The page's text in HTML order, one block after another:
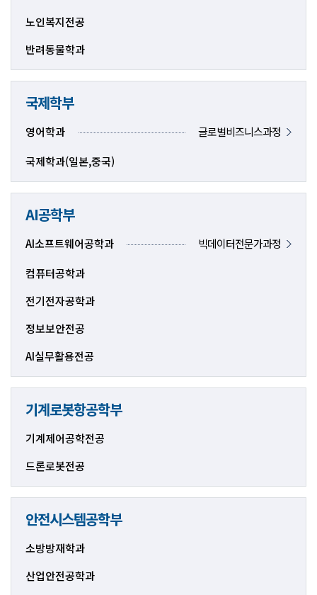
노인복지전공
반려동물학과
국제학부
영어학과
글로벌비즈니스과정
국제학과(일본,중국)
AI공학부
AI소프트웨어공학과
빅데이터전문가과정
컴퓨터공학과
전기전자공학과
정보보안전공
AI실무활용전공
기계로봇항공학부
기계제어공학전공
드론로봇전공
안전시스템공학부
소방방재학과
산업안전공학과